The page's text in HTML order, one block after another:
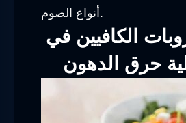
أنواع الصوم.
الكافيين في
حرق الدهون